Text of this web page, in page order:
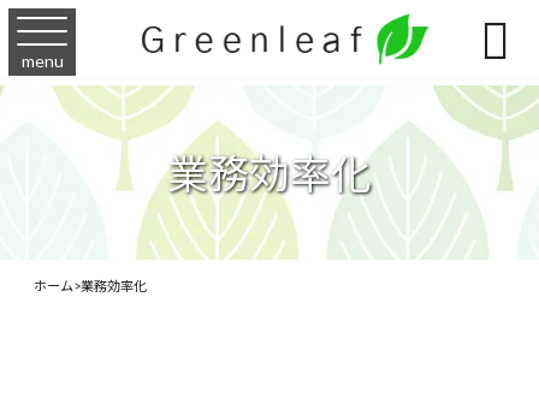
menu 
業務効率化
ホーム>業務効率化